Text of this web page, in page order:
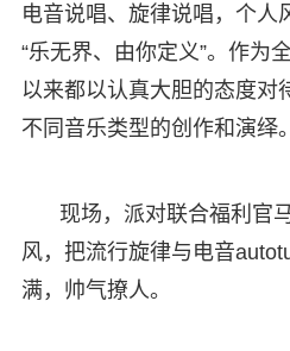
电音说唱、旋律说唱，个人
“乐无界、由你定义”。作为
以来都以认真大胆的态度对
不同音乐类型的创作和演绎。
现场，派对联合福利官
风，把流行旋律与电音
满，帅气撩人。